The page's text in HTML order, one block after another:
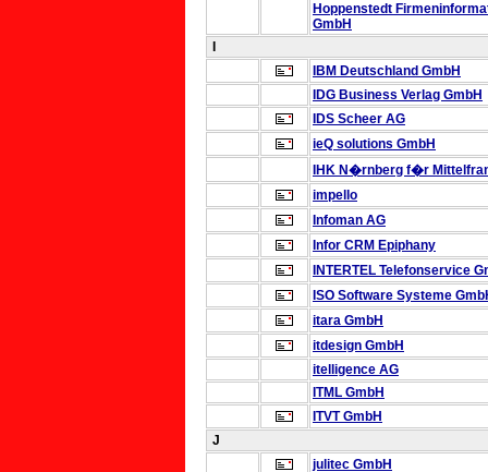
Hoppenstedt
GmbH
IBM Deutschland GmbH
IDG Business Verlag GmbH
IDS Scheer AG
ieQ solutions GmbH
IHK N�rnberg f�r
impello
Infoman AG
Infor CRM Epiphany
INTERTEL Telefonservice
ISO Software Systeme
itara GmbH
itdesign GmbH
itelligence AG
ITML GmbH
ITVT GmbH
J
julitec GmbH